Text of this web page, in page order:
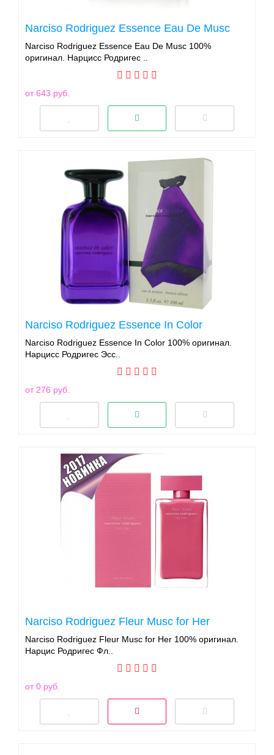
Narciso Rodriguez Essence Eau De Musc
Narciso Rodriguez Essence Eau De Musc 100%
оригинал. Нарцисс Родригес ..
от 643 руб.
Narciso Rodriguez Essence In Color
Narciso Rodriguez Essence In Color 100% оригинал.
Нарцисс Родригес Эсс..
от 276 руб.
Narciso Rodriguez Fleur Musc for Her
Narciso Rodriguez Fleur Musc for Her 100% оригинал.
Нарцис Родригес Фл..
от 0 руб.